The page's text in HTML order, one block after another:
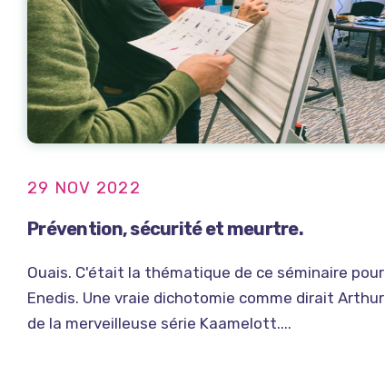
29 NOV 2022
Prévention, sécurité et meurtre.
Ouais. C'était la thématique de ce séminaire pour
Enedis. Une vraie dichotomie comme dirait Arthur
de la merveilleuse série Kaamelott....